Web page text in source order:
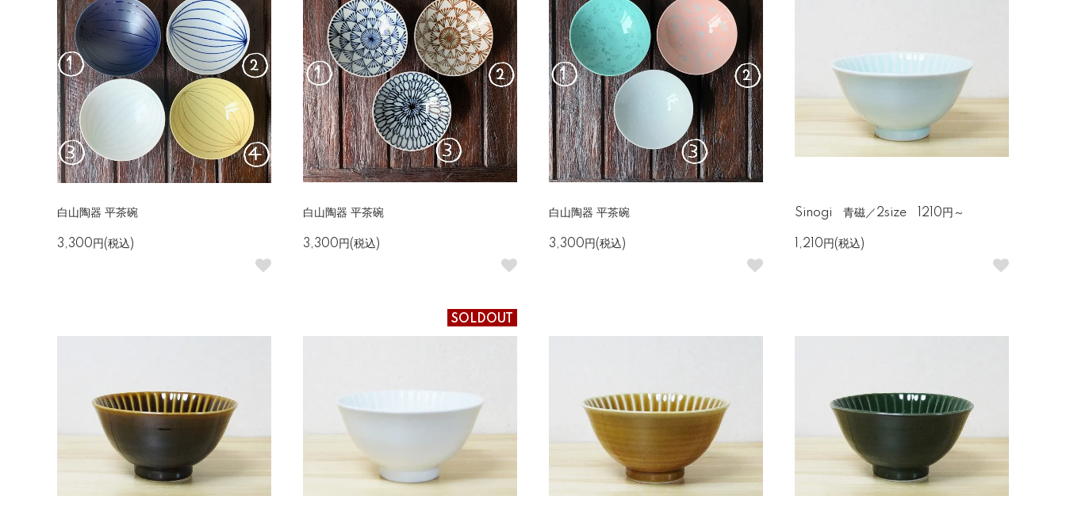
白山陶器 平茶碗
3,300円(税込)
白山陶器 平茶碗
3,300円(税込)
白山陶器 平茶碗
3,300円(税込)
Sinogi 青磁／2size 1210円～
1,210円(税込)
SOLDOUT